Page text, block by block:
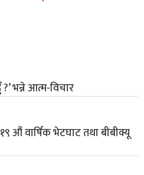
भन्ने आत्म-विचार
औं वार्षिक भेटघाट तथा बीबीक्यू